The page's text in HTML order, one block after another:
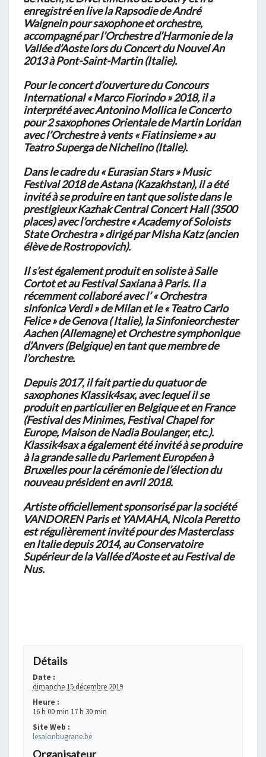
enregistréen live la Rapsodie de André
Waignein pour saxophone et orchestre,
accompagné par l’Orchestred’Harmonie de la
Vallée d’Aoste lors du Concert du Nouvel An
2013 à Pont-Saint-Martin (Italie).
Pour le concert d’ouverture du Concours
International « Marco Fiorindo » 2018, il a
interprété avecAntonino Mollica le Concerto
pour 2 saxophones Orientale de Martin Loridan
avec l’Orchestre à vents« Fiatinsieme » au
Teatro Superga de Nichelino (Italie).
Dans le cadre du « Eurasian Stars » Music
Festival 2018 de Astana (Kazakhstan), il a été
invité à seproduire en tant que soliste dans le
prestigieux Kazhak Central Concert Hall (3500
places) avecl’orchestre « Academy of Soloists
State Orchestra » dirigé par Misha Katz (ancien
élève deRostropovich).
Il s’est également produit en soliste à Salle
Cortot et au Festival Saxiana à Paris. Il a
récemment collaboré avec l’ « Orchestra
sinfonica Verdi » de Milan et le « Teatro Carlo
Felice » deGenova ( Italie), la Sinfonieorchester
Aachen (Allemagne) et Orchestre symphonique
d’Anvers(Belgique) en tant que membre de
l’orchestre.
Depuis 2017, il fait partie du quatuor de
saxophones Klassik4sax, avec lequel il se
produit enparticulier en Belgique et en France
(Festival des Minimes, Festival Chapel for
Europe, Maison deNadia Boulanger, etc.).
Klassik4sax a également été invité à se produire
à la grande salle du ParlementEuropéen à
Bruxelles pour la cérémonie de l’élection du
nouveau président en avril 2018.
Artiste officiellement sponsorisé par la société
VANDOREN Paris et YAMAHA, Nicola Peretto
estrégulièrement invité pour des Masterclass
en Italie depuis 2014, au Conservatoire
Supérieur de laVallée d’Aoste et au Festival de
Nus.
Détails
Date :
dimanche 15 décembre 2019
Heure :
16 h 00 min 17 h 30 min
Site Web :
lesalonbugrane.be
Organisateur